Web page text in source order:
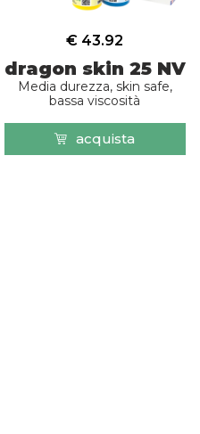
dragon skin 25 NV
Media durezza, skin safe,
bassa viscosità
€ 43.92
acquista